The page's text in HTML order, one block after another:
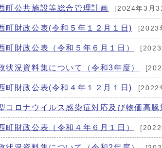
町公共施設等総合管理計画 [2024年3月
町財政公表(令和５年１２月１日) [2023
町財政公表（令和５年６月１日） [2023
状況資料集について（令和3年度）
町財政公表(令和４年１２月１日) [2022
コロナウイルス感染症対応及び物価高
町財政公表（令和４年６月１日） [2022